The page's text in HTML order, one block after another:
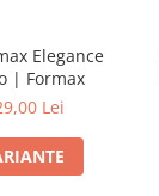
Elegance
| Formax
Lei